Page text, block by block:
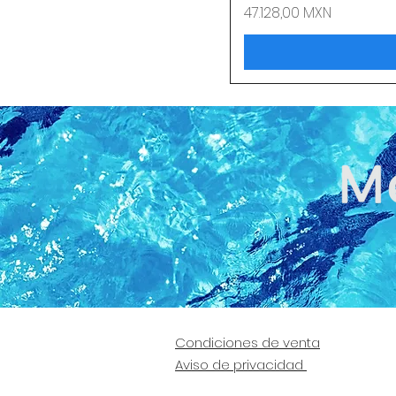
Precio
47.128,00 MXN
Condiciones de venta
Aviso de privacidad